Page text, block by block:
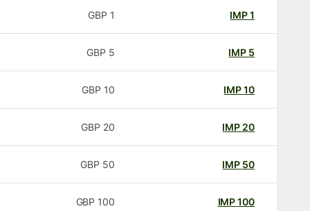
IMP
GBP
IMP
GBP
IMP
GBP
20
IMP
GBP
50
IMP
50
GBP
100
IMP
100
GBP